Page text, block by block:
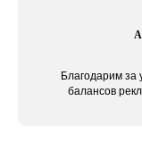
Благодарим за
балансов